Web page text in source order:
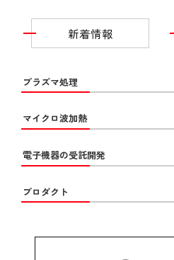
新着情報
プラズマ処理
マイクロ波加熱
電子機器の受託開発
プロダクト